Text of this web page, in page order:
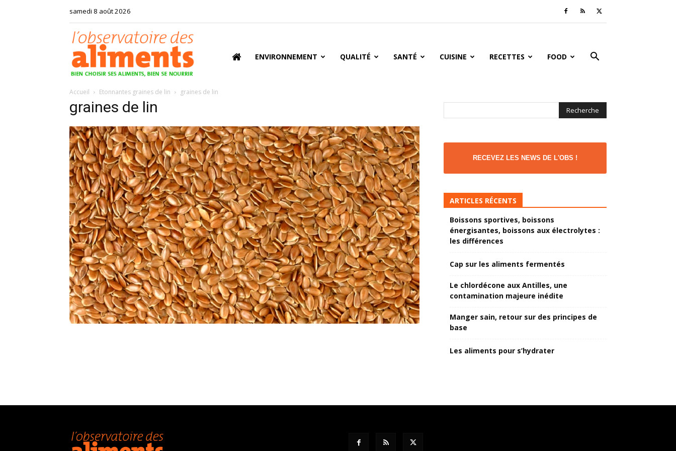
samedi 8 août 2026
aliments
ENVIRONNEMENT QUALITÉ SANTÉ CUISINE RECETTES FOOD
Accueil Etonnantes graines de lin graines de lin
graines de lin
RECEVEZ LES NEWS DE L'OBS !
ARTICLES RÉCENTS
Boissons sportives, boissons
énergisantes, boissons aux électrolytes :
les différences
Cap sur les aliments fermentés
Le chlordécone aux Antilles, une
contamination majeure inédite
Manger sain, retour sur des principes de
base
Les aliments pour s’hydrater